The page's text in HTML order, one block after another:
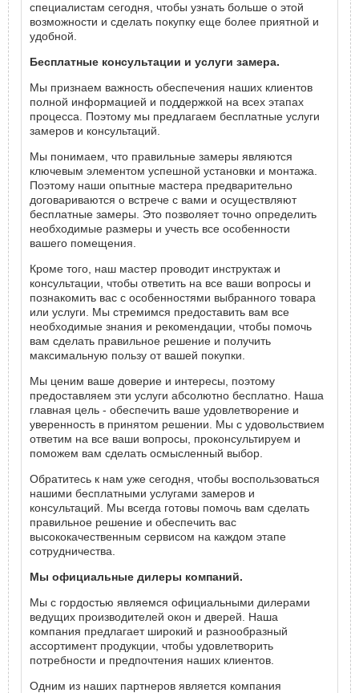
специалистам сегодня, чтобы узнать больше о этой
возможности и сделать покупку еще более приятной и
удобной.
Бесплатные консультации и услуги замера.
Мы признаем важность обеспечения наших клиентов
полной информацией и поддержкой на всех этапах
процесса. Поэтому мы предлагаем бесплатные услуги
замеров и консультаций.
Мы понимаем, что правильные замеры являются
ключевым элементом успешной установки и монтажа.
Поэтому наши опытные мастера предварительно
договариваются о встрече с вами и осуществляют
бесплатные замеры. Это позволяет точно определить
необходимые размеры и учесть все особенности
вашего помещения.
Кроме того, наш мастер проводит инструктаж и
консультации, чтобы ответить на все ваши вопросы и
познакомить вас с особенностями выбранного товара
или услуги. Мы стремимся предоставить вам все
необходимые знания и рекомендации, чтобы помочь
вам сделать правильное решение и получить
максимальную пользу от вашей покупки.
Мы ценим ваше доверие и интересы, поэтому
предоставляем эти услуги абсолютно бесплатно. Наша
главная цель - обеспечить ваше удовлетворение и
уверенность в принятом решении. Мы с удовольствием
ответим на все ваши вопросы, проконсультируем и
поможем вам сделать осмысленный выбор.
Обратитесь к нам уже сегодня, чтобы воспользоваться
нашими бесплатными услугами замеров и
консультаций. Мы всегда готовы помочь вам сделать
правильное решение и обеспечить вас
высококачественным сервисом на каждом этапе
сотрудничества.
Мы официальные дилеры компаний.
Мы с гордостью являемся официальными дилерами
ведущих производителей окон и дверей. Наша
компания предлагает широкий и разнообразный
ассортимент продукции, чтобы удовлетворить
потребности и предпочтения наших клиентов.
Одним из наших партнеров является компания